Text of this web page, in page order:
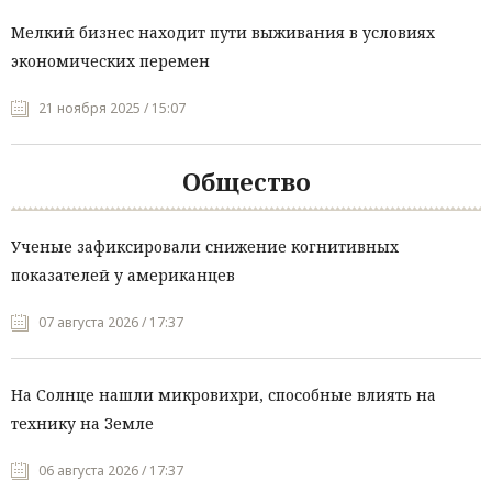
Мелкий бизнес находит пути выживания в условиях
экономических перемен
21 ноября 2025 / 15:07
Общество
Ученые зафиксировали снижение когнитивных
показателей у американцев
07 августа 2026 / 17:37
На Солнце нашли микровихри, способные влиять на
технику на Земле
06 августа 2026 / 17:37